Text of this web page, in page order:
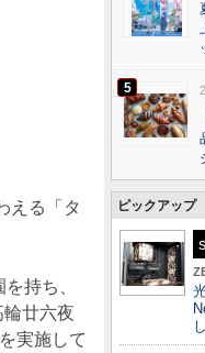
える「タ
持ち、
廿六夜
実施して
5
ピックアップ